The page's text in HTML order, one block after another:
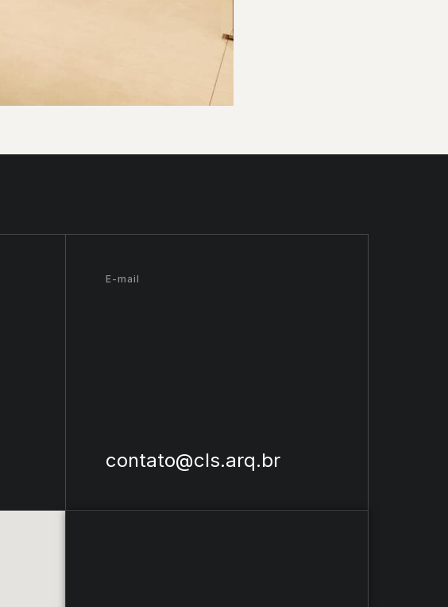
E-mail
contato@cls.arq.br